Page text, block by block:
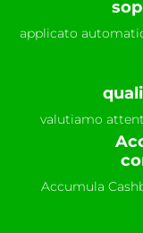
applicato
valutiamo
Accumula